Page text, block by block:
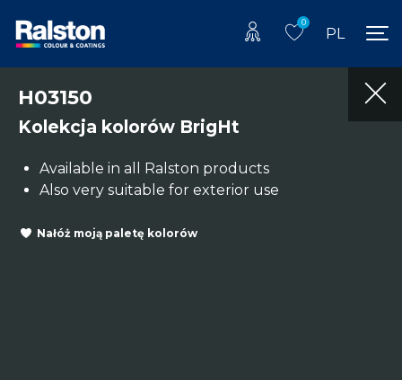
0
PL
H03150
Kolekcja kolorów BrigHt
Available in all Ralston products
Also very suitable for exterior use
Nałóż moją paletę kolorów